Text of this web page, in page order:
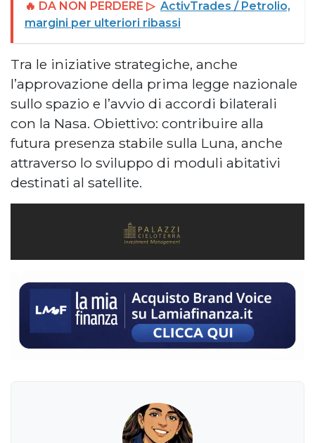
🔥 DA NON PERDERE ▷ ActivTrades / Petrolio,
margini per ulteriori ribassi
Tra le iniziative strategiche, anche
l’approvazione della prima legge nazionale
sullo spazio e l’avvio di accordi bilaterali
con la Nasa. Obiettivo: contribuire alla
futura presenza stabile sulla Luna, anche
attraverso lo sviluppo di moduli abitativi
destinati al satellite.